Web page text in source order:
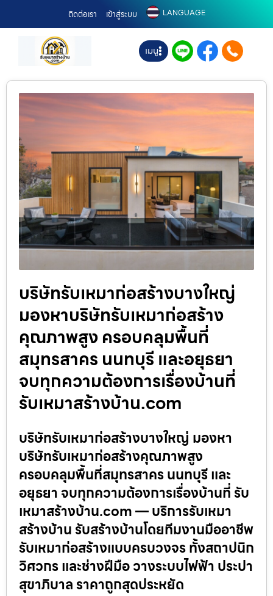
ติดต่อเรา เข้าสู่ระบบ LANGUAGE
เมนู
บริษัทรับเหมาก่อสร้างบางใหญ่
มองหาบริษัทรับเหมาก่อสร้าง
คุณภาพสูง ครอบคลุมพื้นที่
สมุทรสาคร นนทบุรี และอยุธยา
จบทุกความต้องการเรื่องบ้านที่
รับเหมาสร้างบ้าน.com
บริษัทรับเหมาก่อสร้างบางใหญ่ มองหา
บริษัทรับเหมาก่อสร้างคุณภาพสูง
ครอบคลุมพื้นที่สมุทรสาคร นนทบุรี และ
อยุธยา จบทุกความต้องการเรื่องบ้านที่ รับ
เหมาสร้างบ้าน.com — บริการรับเหมา
สร้างบ้าน รับสร้างบ้านโดยทีมงานมืออาชีพ
รับเหมาก่อสร้างแบบครบวงจร ทั้งสถาปนิก
วิศวกร และช่างฝีมือ วางระบบไฟฟ้า ประปา
สุขาภิบาล ราคาถูกสุดประหยัด